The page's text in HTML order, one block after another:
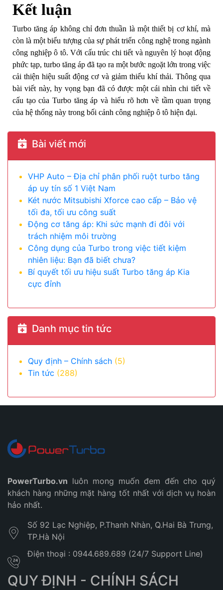
Kết luận
Turbo tăng áp không chỉ đơn thuần là một thiết bị cơ khí, mà
còn là một biểu tượng của sự phát triển công nghệ trong ngành
công nghiệp ô tô. Với cấu trúc chi tiết và nguyên lý hoạt động
phức tạp, turbo tăng áp đã tạo ra một bước ngoặt lớn trong việc
cải thiện hiệu suất động cơ và giảm thiểu khí thải. Thông qua
bài viết này, hy vọng bạn đã có được một cái nhìn chi tiết về
cấu tạo của Turbo tăng áp và hiểu rõ hơn về tầm quan trọng
của hệ thống này trong bối cảnh công nghiệp ô tô hiện đại.
Bài viết mới
VHP Auto – Địa chỉ phân phối ruột turbo tăng
áp uy tín số 1 Việt Nam
Két nước Mitsubishi Xforce cao cấp – Bảo vệ
tối đa, tối ưu công suất
Động cơ tăng áp: Khi sức mạnh đi đôi với
trách nhiệm môi trường
Công dụng của Turbo trong việc tiết kiệm
nhiên liệu: Bạn đã biết chưa?
Bí quyết tối ưu hiệu suất Turbo tăng áp Kia
cực đỉnh
Danh mục tin tức
Quy định – Chính sách (5)
Tin tức (288)
PowerTurbo.vn luôn mong muốn đem đến cho quý
khách hàng những mặt hàng tốt nhất với dịch vụ hoàn
hảo nhất.
Số 92 Lạc Nghiệp, P.Thanh Nhàn, Q.Hai Bà Trưng,
TP.Hà Nội
Điện thoại : 0944.689.689 (24/7 Support Line)
QUY ĐỊNH - CHÍNH SÁCH